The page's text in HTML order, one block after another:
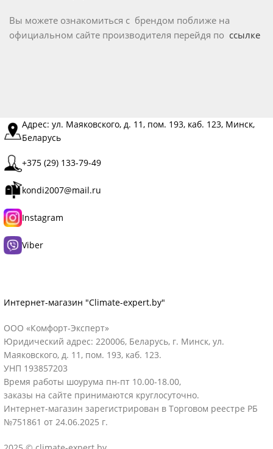
Вы можете ознакомиться с брендом поближе на
официальном сайте производителя перейдя по ссылке
Интернет-магазин "Climate-expert.by"
ООО «Комфорт-Эксперт»
Юридический адрес: 220006, Беларусь, г. Минск, ул.
Маяковского, д. 11, пом. 193, каб. 123.
УНП 193857203
Время работы шоурума пн-пт 10.00-18.00,
заказы на сайте принимаются круглосуточно.
Интернет-магазин зарегистрирован в Торговом реестре РБ
№751861 от 24.06.2025 г.
Адрес: ул. Маяковского, д. 11, пом. 193, каб. 123, Минск,
Беларусь
+375 (29) 133-79-49
kondi2007@mail.ru
Instagram
Viber